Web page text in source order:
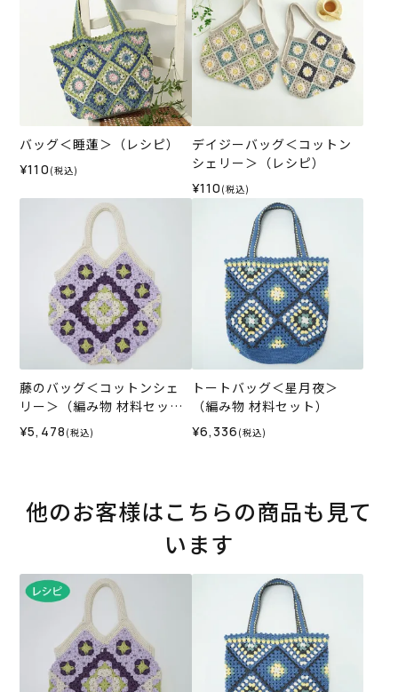
バッグ＜睡蓮＞（レシピ）
¥110 (税込)
デイジーバッグ＜コットン
シェリー＞（レシピ）
¥110 (税込)
藤のバッグ＜コットンシェ
リー＞（編み物 材料セッ
ト）
¥5,478 (税込)
トートバッグ＜星月夜＞
（編み物 材料セット）
¥6,336 (税込)
他のお客様はこちらの商品も見て
います